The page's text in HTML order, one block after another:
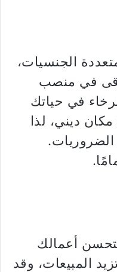
الجنسيات،
في منصب
في حياتك
ديني، لذا
أعمالك
المبيعات، وقد